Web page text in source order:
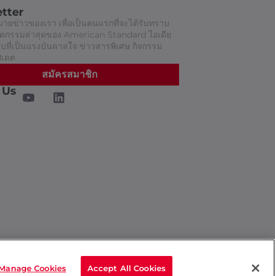
ยข่าวของเรา เพื่อเป็นคนแรกที่จะได้รับทราบ
กรรมล่าสุดของ American Standard ไอเดีย
ที่เป็นแรงบันดาลใจ ข่าวสารพิเศษ กิจกรรม
ดต
สมัครสมาชิก
Cookies Accept All Cookies